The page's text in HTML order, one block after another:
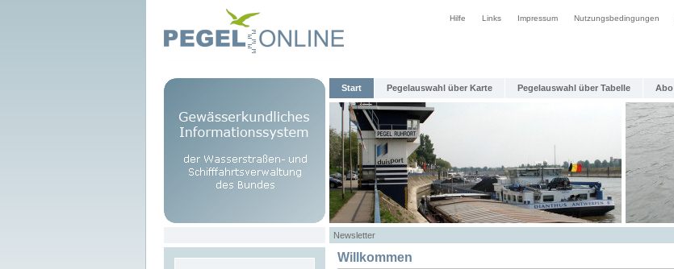
Hilfe Links Impressum Nutzungsbedingungen
Start Pegelauswahl über Karte Pegelauswahl über Tabelle Abo
Newsletter
Willkommen